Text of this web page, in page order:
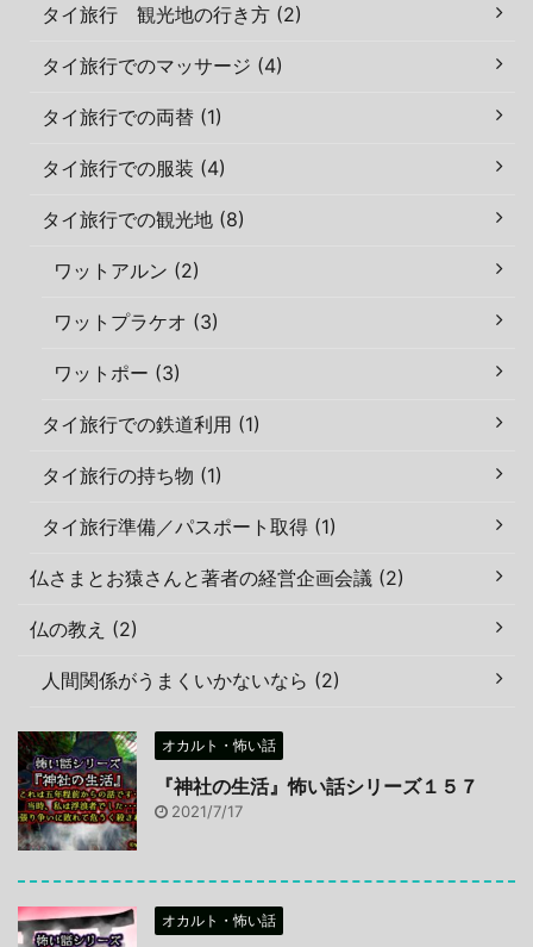
タイ旅行 観光地の行き方 (2)
タイ旅行でのマッサージ (4)
タイ旅行での両替 (1)
タイ旅行での服装 (4)
タイ旅行での観光地 (8)
ワットアルン (2)
ワットプラケオ (3)
ワットポー (3)
タイ旅行での鉄道利用 (1)
タイ旅行の持ち物 (1)
タイ旅行準備／パスポート取得 (1)
仏さまとお猿さんと著者の経営企画会議 (2)
仏の教え (2)
人間関係がうまくいかないなら (2)
オカルト・怖い話
『神社の生活』怖い話シリーズ１５７
2021/7/17
オカルト・怖い話